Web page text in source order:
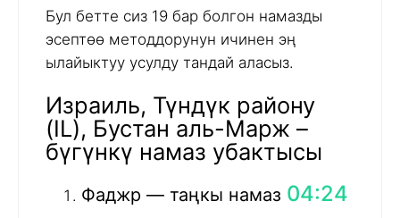
Бул бетте сиз 19 бар болгон намазды
эсептөө методдорунун ичинен эң
ылайыктуу усулду тандай аласыз.
Израиль, Түндүк району
(IL), Бустан аль-Марж –
бүгүнкү намаз убактысы
Фаджр — таңкы намаз 04:24